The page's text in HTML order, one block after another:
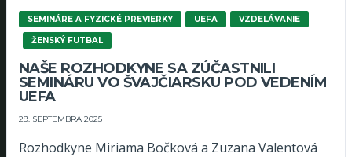
SEMINÁRE A FYZICKÉ PREVIERKY UEFA VZDELÁVANIE
ŽENSKÝ FUTBAL
NAŠE ROZHODKYNE SA ZÚČASTNILI
SEMINÁRU VO ŠVAJČIARSKU POD VEDENÍM
UEFA
29. SEPTEMBRA 2025
Rozhodkyne Miriama Bočková a Zuzana Valentová